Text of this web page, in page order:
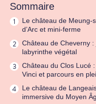
Sommaire
Le château de Meung-
d’Arc et mini-ferme
Château de Cheverny
labyrinthe végétal
Château du Clos Lucé
Vinci et parcours en
Le château de
immersive du Moyen